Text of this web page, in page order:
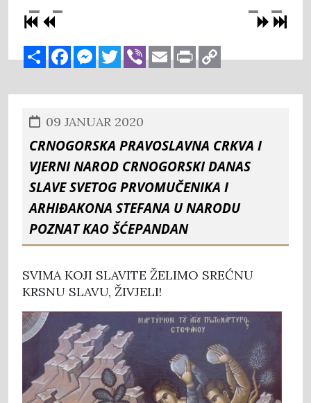
ShareFacebook
Messenger
Twitter
ViberEmailPrint
Link
09 JANUAR 2020
CRNOGORSKA PRAVOSLAVNA CRKVA I
VJERNI NAROD CRNOGORSKI DANAS
SLAVE SVETOG PRVOMUČENIKA I
ARHIĐAKONA STEFANA U NARODU
POZNAT KAO ŠĆEPANDAN
SVIMA KOJI SLAVITE ŽELIMO SREĆNU
KRSNU SLAVU, ŽIVJELI!